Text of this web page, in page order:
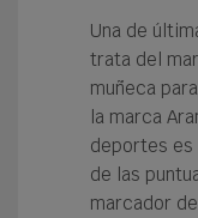
Una de
trata del
muñeca
la marca
deportes
de las
marcador